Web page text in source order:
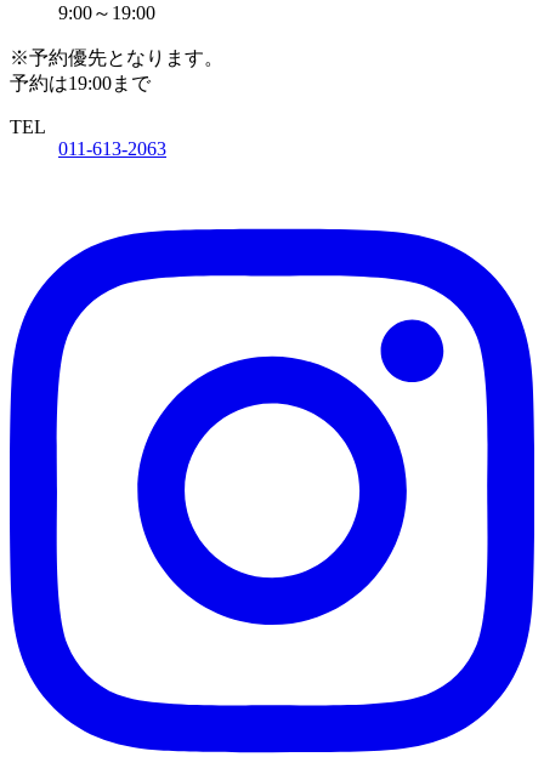
9:00～19:00
※予約優先となります。
予約は19:00まで
TEL
011-613-2063